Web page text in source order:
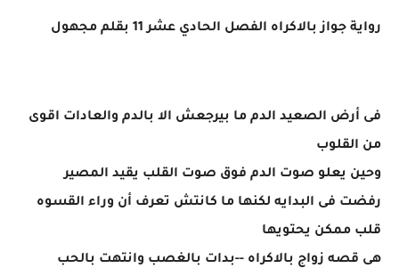
رواية جواز بالاكراه الفصل الحادي عشر 11 بقلم مجهول
فى أرض الصعيد الدم ما بيرجعش الا بالدم والعادات اقوى
من القلوب
وحين يعلو صوت الدم فوق صوت القلب يقيد المصير
رفضت فى البدايه لكنها ما كانتش تعرف أن وراء القسوه
قلب ممكن يحتويها
هى قصه زواج بالاكراه --بدات بالغصب وانتهت بالحب